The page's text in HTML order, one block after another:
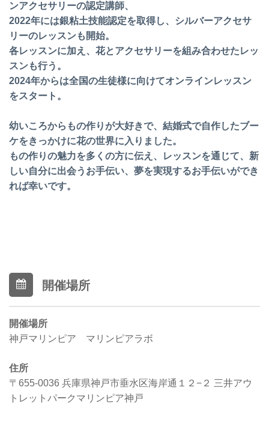
ンアクセサリーの認定講師、
2022年には銀粘土技能認定を取得し、 シルバーアクセサ
リーのレッスンも開始。
各レッスンに加え、 花とアクセサリーを組み合わせたレッ
スンも行う。
2024年からは全国の生徒様に向けてオンラインレッスン
をスタート。
幼いころからもの作りが大好きで、 結婚式で自作したブー
ケをきっかけに花の世界に入りました。
もの作りの魅力を多くの方に伝え、レッスンを通じて、 新
しい自分に出会うお手伝い、 夢を実現するお手伝いができ
れば幸いです。
開催場所
開催場所
神戸マリンピア マリンピアラボ
住所
〒655-0036 兵庫県神戸市垂水区海岸通１２−２ 三井アウ
トレットパークマリンピア神戸